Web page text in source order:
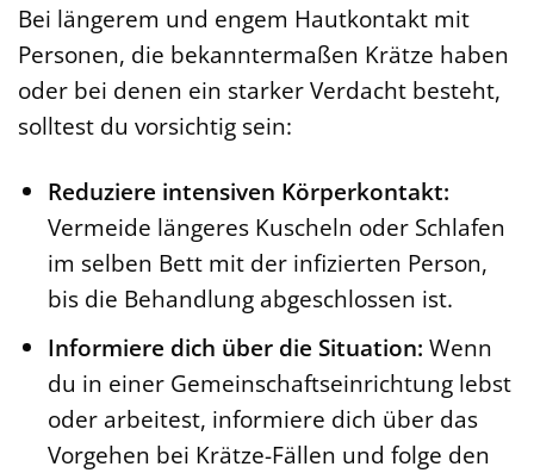
Bei längerem und engem Hautkontakt mit
Personen, die bekanntermaßen Krätze haben
oder bei denen ein starker Verdacht besteht,
solltest du vorsichtig sein:
Reduziere intensiven Körperkontakt:
Vermeide längeres Kuscheln oder Schlafen
im selben Bett mit der infizierten Person,
bis die Behandlung abgeschlossen ist.
Informiere dich über die Situation: Wenn
du in einer Gemeinschaftseinrichtung lebst
oder arbeitest, informiere dich über das
Vorgehen bei Krätze-Fällen und folge den